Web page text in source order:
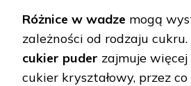
Różnice w wadze mogą
zależności od rodzaju cukru.
cukier puder zajmuje
cukier kryształowy, przez co